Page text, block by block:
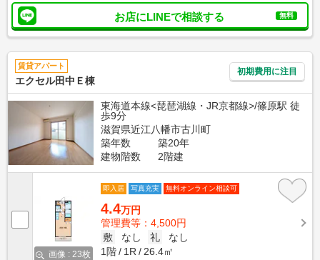
お店にLINEで相談する 無料
賃貸アパート
エクセル田中Ｅ棟
初期費用に注目
東海道本線<琵琶湖線・JR京都線>/篠原駅 徒
歩9分
滋賀県近江八幡市古川町
築年数
築20年
建物階数
2階建
画像 : 23枚
即入居 写真充実 無料オンライン相談可
4.4万円
管理費等：4,500円
敷
なし 礼
なし
1階
1R 26.4㎡